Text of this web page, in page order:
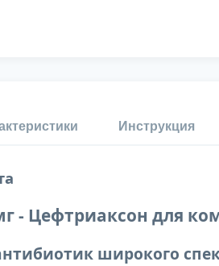
Инструкция
- Цефтриаксон для
широкого